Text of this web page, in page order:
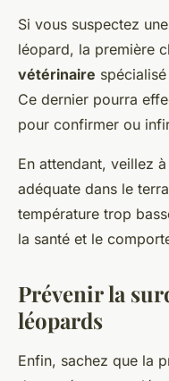
Si vous suspectez
léopard, la première
vétérinaire
Ce dernier pourra
pour confirmer ou
En attendant, veillez
adéquate dans le
température trop
la santé et le
Prévenir la
léopards
Enfin, sachez que la